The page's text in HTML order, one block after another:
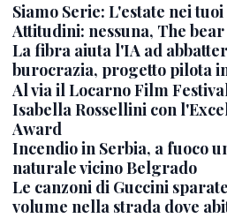
Siamo Serie: L'estate nei tuoi
Attitudini: nessuna, The bear
La fibra aiuta l'IA ad
burocrazia, progetto pilota
Al via il Locarno Film
Isabella Rossellini con
Award
Incendio in Serbia, a fuoco
naturale vicino Belgrado
Le canzoni di Guccini
volume nella strada dove